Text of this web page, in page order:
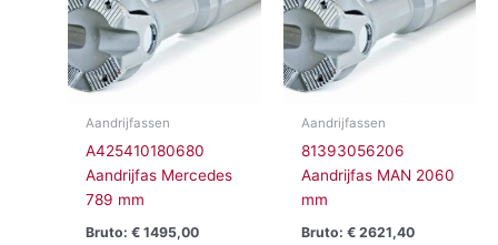
Aandrijfassen
A425410180680
Aandrijfas Mercedes
789 mm
Bruto:€ 1495,00
Aandrijfassen
81393056206
Aandrijfas MAN 2060
mm
Bruto: €2621,40